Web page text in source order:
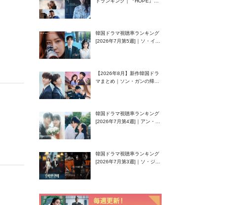
韓国ドラマ視聴率ランキング
[2026年7月第5週]｜ソ・イン
【2026年8月】新作韓国ドラ
マまとめ｜ソン・ガンの帰
韓国ドラマ視聴率ランキング
[2026年7月第4週]｜アン・ヒ
韓国ドラマ視聴率ランキング
[2026年7月第3週]｜ソ・ジソ